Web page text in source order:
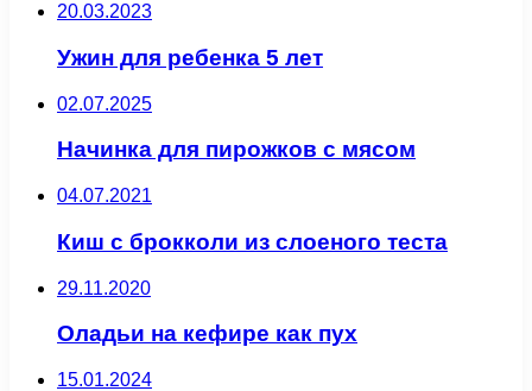
20.03.2023
Ужин для ребенка 5 лет
02.07.2025
Начинка для пирожков с мясом
04.07.2021
Киш с брокколи из слоеного теста
29.11.2020
Оладьи на кефире как пух
15.01.2024